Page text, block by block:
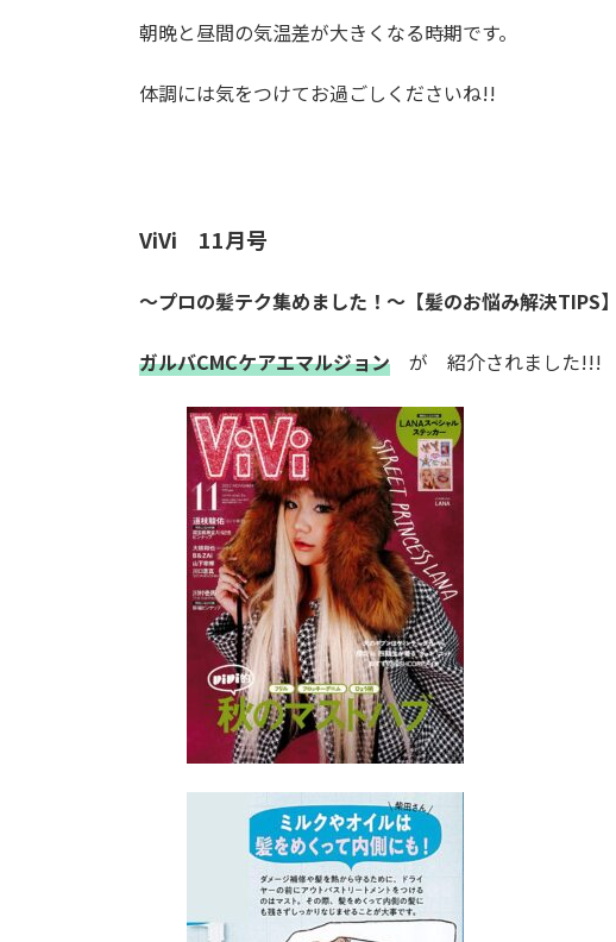
朝晩と昼間の気温差が大きくなる時期です。
体調には気をつけてお過ごしくださいね!!
ViVi 11月号
～プロの髪テク集めました！～【髪のお悩み解決TIPS】
ガルバCMCケアエマルジョン が 紹介されました!!!